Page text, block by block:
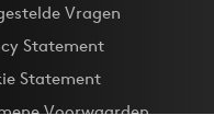
Vragen
Statement
Statement
Voorwaarden